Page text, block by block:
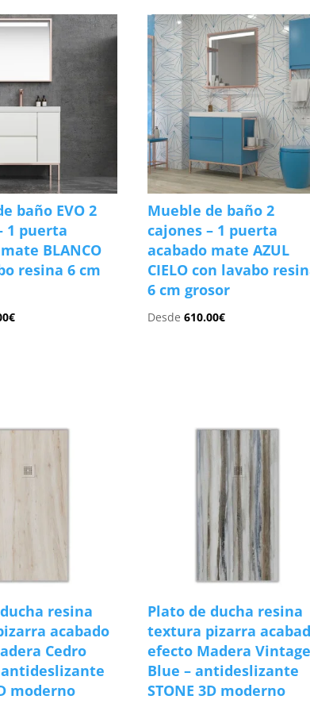
baño EVO 2
1 puerta
BLANCO
resina 6 cm
€
Mueble de baño 2
cajones – 1 puerta
acabado mate AZUL
CIELO con lavabo
6 cm grosor
Desde610.00€
resina
acabado
Cedro
antideslizante
moderno
Plato de ducha resina
textura pizarra
efecto Madera
Blue – antideslizante
STONE 3D moderno